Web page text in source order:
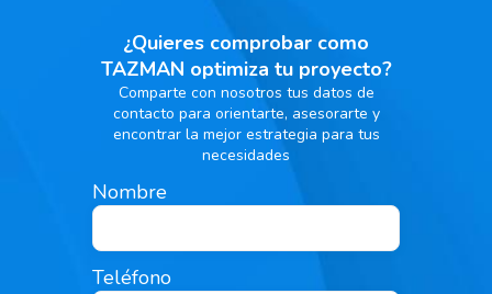
¿Quieres comprobar como
TAZMAN optimiza tu proyecto?
Comparte con nosotros tus datos de
contacto para orientarte, asesorarte y
encontrar la mejor estrategia para tus
necesidades
Nombre
Teléfono